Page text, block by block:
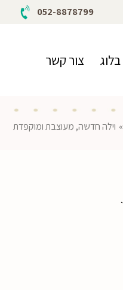
052-8878799
בלוג צור קשר
» וילה חדשה, מעוצבת ומוקפדת